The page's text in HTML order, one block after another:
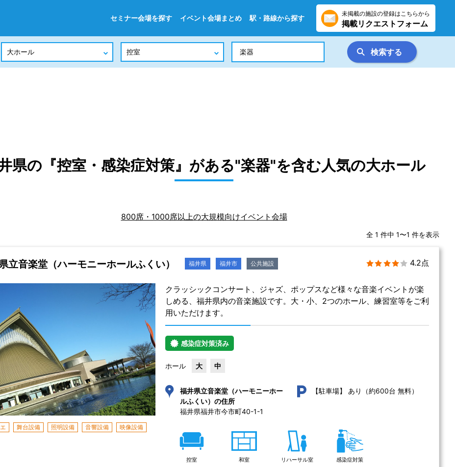
セミナー会場を探す イベント会場まとめ 駅・路線から探す
未掲載の施設の登録はこちらから
掲載リクエストフォーム
検索する
県の『控室・感染症対策』がある"楽器"を含む人気の大ホール
800席・1000席以上の大規模向けイベント会場
全 1 件中 1〜1 件を表示
立音楽堂（ハーモニーホールふくい） 福井県 福井市 公共施設 4.2点
舞台設備 照明設備 音響設備
映像設備
クラッシックコンサート、ジャズ、ポップスなど様々な音楽イベントが楽
しめる、福井県内の音楽施設です。大・小、2つのホール、練習室等をご利
用いただけます。
感染症対策済み
ホール 大 中
福井県立音楽堂（ハーモニーホー
ルふくい）の住所
福井県福井市今市町40-1-1
【駐車場】 あり（約600台 無料）
控室 和室 リハーサル室 感染症対策